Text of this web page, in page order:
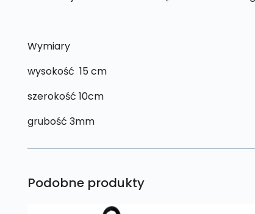
Wymiary
wysokość 15 cm
szerokość 10cm
grubość 3mm
Podobne produkty